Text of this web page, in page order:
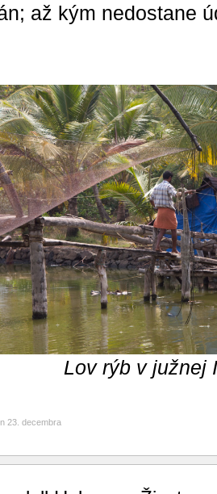
až kým nedostane
Lov rýb v južnej
23. decembra